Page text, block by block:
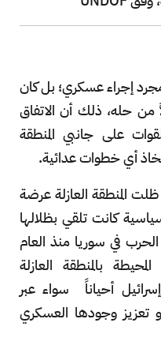
مجرد إجراء عسكري؛ بل كان
من حله، ذلك أن الاتفاق
على جانبي المنطقة
أي خطوات عدائية.
المنطقة العازلة عرضة
كانت تلقي بظلالها
في سوريا منذ العام
بالمنطقة العازلة
أحياناً سواء عبر
تعزيز وجودها العسكري